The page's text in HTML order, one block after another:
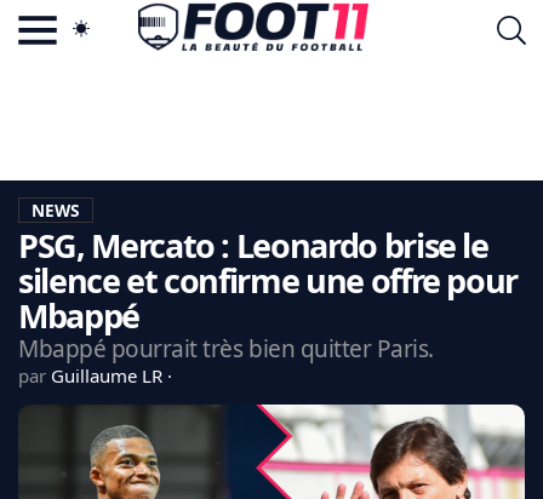
LA CHARTE
VIE PRIVÉE
CGU
CONTACTEZ-NOUS
CDM 2026
PSG
NEWS
PSG, Mercato : Leonardo brise le
silence et confirme une offre pour
Mbappé
Mbappé pourrait très bien quitter Paris.
par Guillaume LR